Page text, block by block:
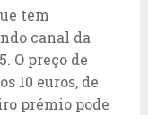
tem
canal da
O preço de
10 euros, de
prémio pode